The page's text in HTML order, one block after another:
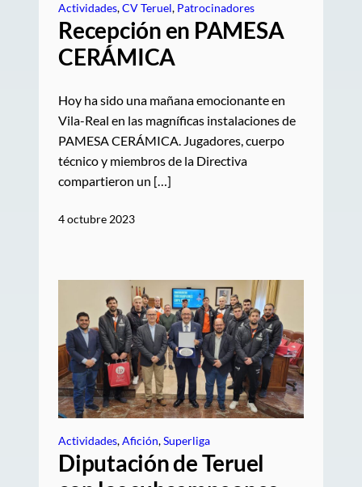
Actividades, CV Teruel, Patrocinadores
Recepción en PAMESA
CERÁMICA
Hoy ha sido una mañana emocionante en
Vila-Real en las magníficas instalaciones de
PAMESA CERÁMICA. Jugadores, cuerpo
técnico y miembros de la Directiva
compartieron un […]
4 octubre 2023
Actividades, Afición, Superliga
Diputación de Teruel